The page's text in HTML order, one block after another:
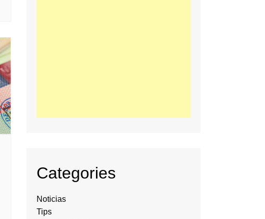
Categories
Noticias
Tips